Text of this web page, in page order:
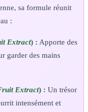
sa formule réunit
:
Extract) : Apporte des
garder des mains
Extract) : Un trésor
intensément et